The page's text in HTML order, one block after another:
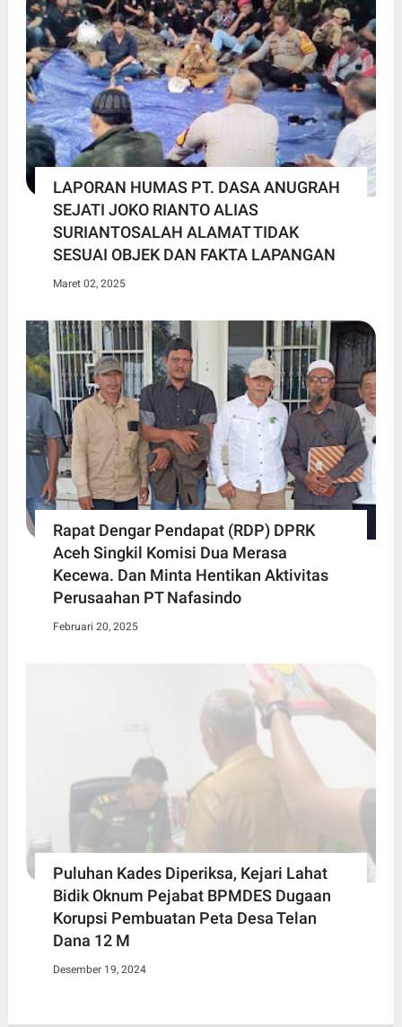
LAPORAN HUMAS PT. DASA ANUGRAH
SEJATI JOKO RIANTO ALIAS
SURIANTOSALAH ALAMAT TIDAK
SESUAI OBJEK DAN FAKTA LAPANGAN
Maret 02, 2025
Rapat Dengar Pendapat (RDP) DPRK
Aceh Singkil Komisi Dua Merasa
Kecewa. Dan Minta Hentikan Aktivitas
Perusaahan PT Nafasindo
Februari 20, 2025
Puluhan Kades Diperiksa, Kejari Lahat
Bidik Oknum Pejabat BPMDES Dugaan
Korupsi Pembuatan Peta Desa Telan
Dana 12 M
Desember 19, 2024